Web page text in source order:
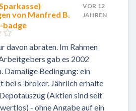
von Manfred B.
VOR 12
JAHREN
davon abraten. Im Rahmen
gab es 2002
Bedingung: ein
bei s-broker. Jährlich erhalte
(Aktien sind seit
- ohne Angabe auf ein